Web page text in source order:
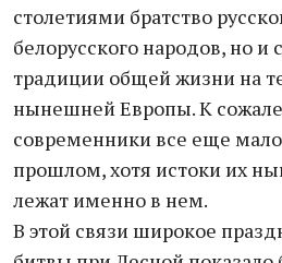
столетиями братство
белорусского народов, но и
традиции общей жизни на
нынешней Европы. К
современники все еще
прошлом, хотя истоки их
лежат именно в нем.
В этой связи широкое